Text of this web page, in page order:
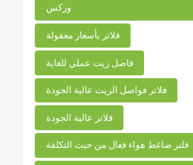
وركس
فلاتر بأسعار معقولة
فاصل زيت عملي للغاية
فلاتر فواصل الزيت عالية الجودة
فلاتر عالية الجودة
فلتر ضاغط هواء فعال من حيث التكلفة